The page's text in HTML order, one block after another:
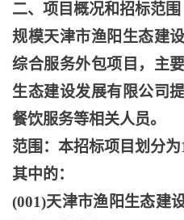
二、项目概况和招标范围
规模天津市渔阳生态建
综合服务外包项目，主
生态建设发展有限公司
餐饮服务等相关人员。
范围：本招标项目划分为
其中的：
(001)天津市渔阳生态建